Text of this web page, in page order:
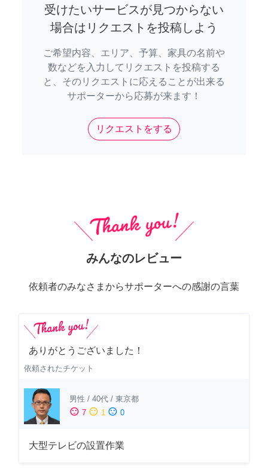
受けたいサービスが見つからない
場合はリクエストを投稿しよう
ご希望内容、エリア、予算、家具の名前や
数などを入力してリクエストを投稿する
と、そのリクエストに応えることが出来る
サポーターから応募が来ます！
リクエストをする
みんなのレビュー
依頼者のみなさまからサポーターへの感謝の言葉
ありがとうございました！
依頼されたチケット
男性 / 40代 / 東京都
sentiment_satisfied 7 sentiment_neutral 1 sentiment_dissatisfied 0
大型テレビの設置作業